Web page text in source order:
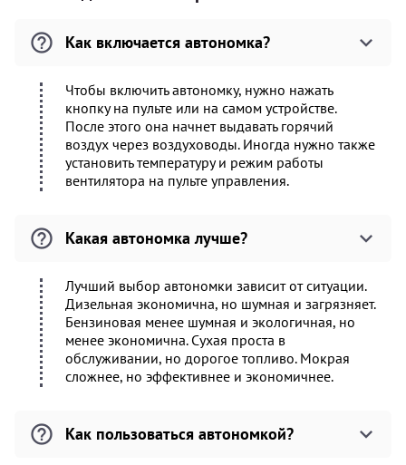
Как включается автономка?
Чтобы включить автономку, нужно нажать
кнопку на пульте или на самом устройстве.
После этого она начнет выдавать горячий
воздух через воздуховоды. Иногда нужно также
установить температуру и режим работы
вентилятора на пульте управления.
Какая автономка лучше?
Лучший выбор автономки зависит от ситуации.
Дизельная экономична, но шумная и загрязняет.
Бензиновая менее шумная и экологичная, но
менее экономична. Сухая проста в
обслуживании, но дорогое топливо. Мокрая
сложнее, но эффективнее и экономичнее.
Как пользоваться автономкой?